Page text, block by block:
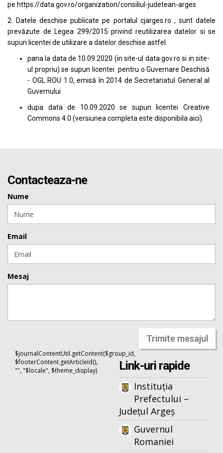
pe https://data.gov.ro/organization/consiliul-judetean-arges
2. Datele deschise publicate pe portalul cjarges.ro , sunt datele
prevăzute de Legea 299/2015 privind reutilizarea datelor si se
supun licentei de utilizare a datelor deschise astfel:
pana la data de 10.09.2020 (in site-ul data gov.ro si in site-
ul propriu) se supun licentei pentru o Guvernare Deschisă
- OGL ROU 1.0, emisă în 2014 de Secretariatul General al
Guvernului
dupa data de 10.09.2020 se supun licentei Creative
Commons 4.0 (versiunea completa este disponibila aici).
Contacteaza-ne
Nume
Email
Mesaj
Trimite mesajul
$journalContentUtil.getContent($group_id,
$footerContent.getArticleId(),
"", "$locale", $theme_display)
Link-uri rapide
Instituția
Prefectului –
Județul Argeș
Guvernul
Romaniei